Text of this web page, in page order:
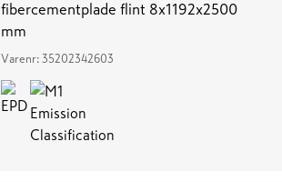
fibercementplade flint 8x1192x2500
mm
Varenr: 35202342603